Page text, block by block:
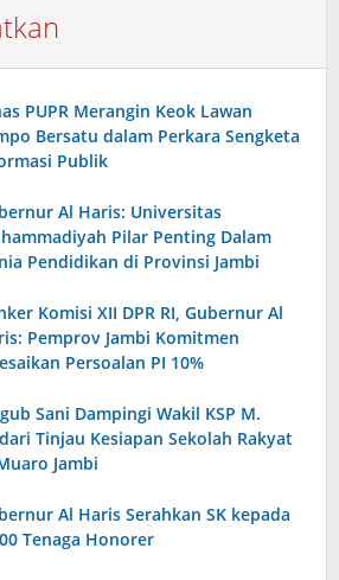
PUPR Merangin Keok Lawan
Bersatu dalam Perkara Sengketa
Publik
Al Haris: Universitas
Pilar Penting Dalam
Pendidikan di Provinsi Jambi
Komisi XII DPR RI, Gubernur Al
Pemprov Jambi Komitmen
Persoalan PI 10%
Sani Dampingi Wakil KSP M.
Tinjau Kesiapan Sekolah Rakyat
Jambi
Al Haris Serahkan SK kepada
Tenaga Honorer